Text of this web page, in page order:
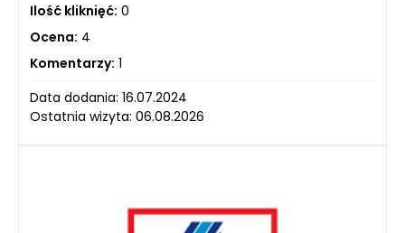
Ilość kliknięć: 0
Ocena: 4
Komentarzy: 1
Data dodania: 16.07.2024
Ostatnia wizyta: 06.08.2026